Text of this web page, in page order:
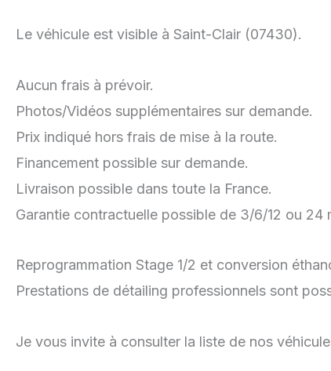
Le véhicule est visible à Saint-Clair (07430).
Aucun frais à prévoir.
Photos/Vidéos supplémentaires sur demande.
Prix indiqué hors frais de mise à la route.
Financement possible sur demande.
Livraison possible dans toute la France.
Garantie contractuelle possible de 3/6/12 ou 24
Reprogrammation Stage 1/2 et conversion
Prestations de détailing professionnels sont
Je vous invite à consulter la liste de nos